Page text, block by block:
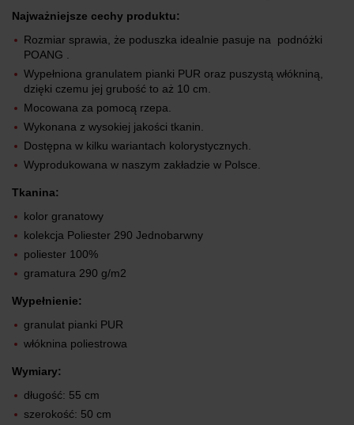
Najważniejsze cechy produktu:
Rozmiar sprawia, że poduszka idealnie pasuje na podnóżki
POANG .
Wypełniona granulatem pianki PUR oraz puszystą włókniną,
dzięki czemu jej grubość to aż 10 cm.
Mocowana za pomocą rzepa.
Wykonana z wysokiej jakości tkanin.
Dostępna w kilku wariantach kolorystycznych.
Wyprodukowana w naszym zakładzie w Polsce.
Tkanina:
kolor granatowy
kolekcja Poliester 290 Jednobarwny
poliester 100%
gramatura 290 g/m2
Wypełnienie:
granulat pianki PUR
włóknina poliestrowa
Wymiary:
długość: 55 cm
szerokość: 50 cm